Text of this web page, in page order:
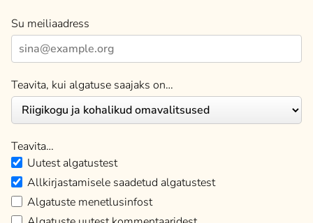
Su meiliaadress
Teavita, kui algatuse saajaks on…
Teavita…
Uutest algatustest
Allkirjastamisele saadetud algatustest
Algatuste menetlusinfost